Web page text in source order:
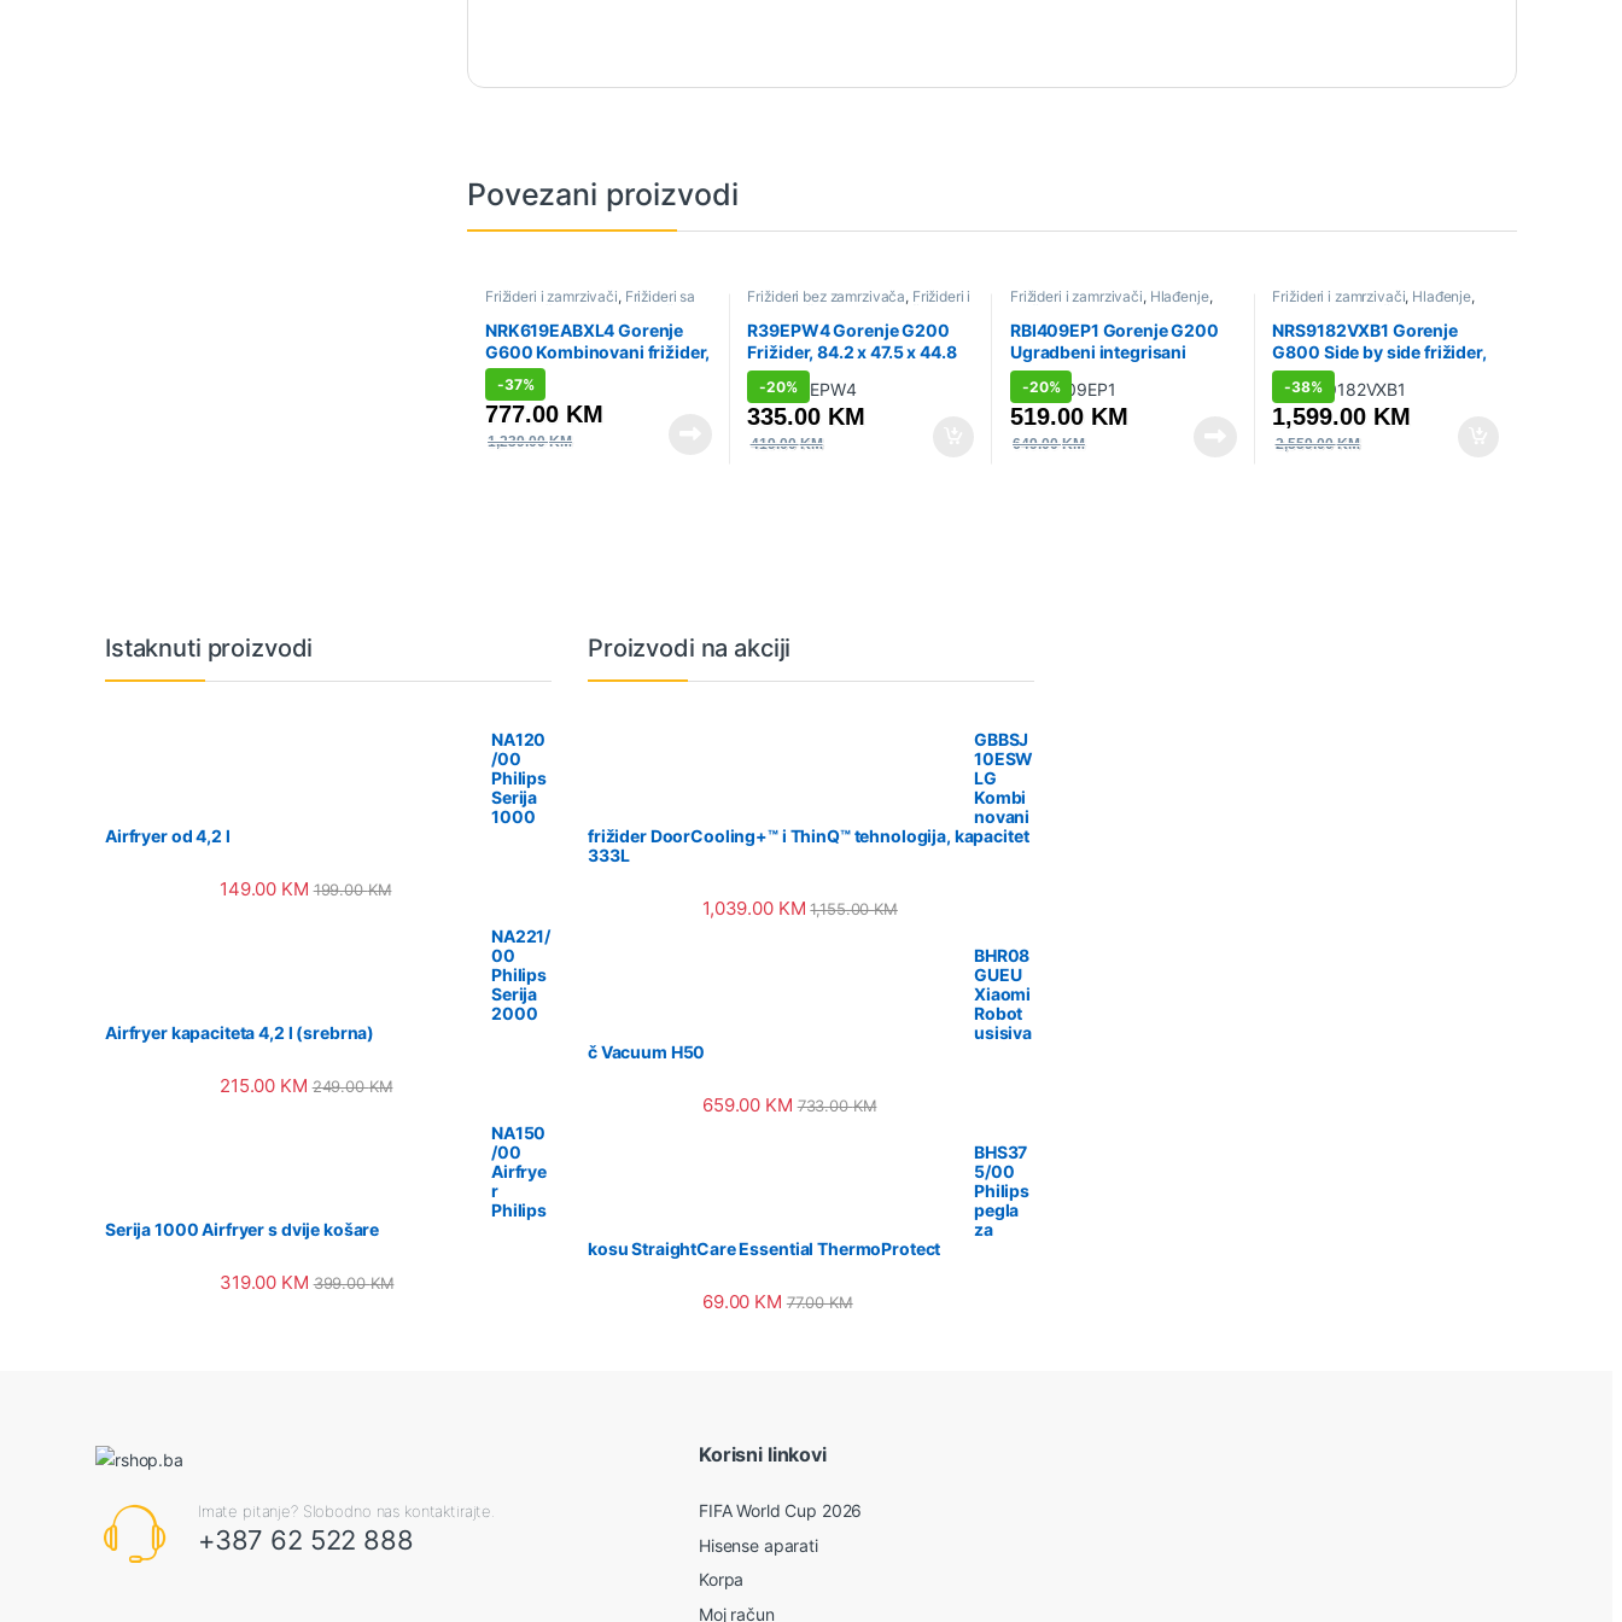
Povezani proizvodi
Frižideri i zamrzivači, Frižideri sa
NRK619EABXL4 Gorenje
G600 Kombinovani frižider,
185 x 60 x 59.2 cm, Crna
-37%
777.00 KM
1,239.00KM
Frižideri bez zamrzivača, Frižideri i
R39EPW4 Gorenje G200
Frižider, 84.2 x 47.5 x 44.8
cm, Bijela
-20%
335.00 KM
419.00KM
Frižideri i zamrzivači, Hlađenje,
Ugradbeni frižideri
RBI409EP1 Gorenje G200
Ugradbeni integrisani
frižider, 88 x 54 x 54 cm,
Klizna baglama
-20%
519.00 KM
649.00KM
Frižideri i zamrzivači, Hlađenje,
NRS9182VXB1 Gorenje
G800 Side by side frižider,
179.3 x 91 x 68.7 cm, Siva
-38%
1,599.00 KM
2,559.00KM
Vrtuljak robnih marki
Istaknuti proizvodi
NA120
/00
Philips
Serija
1000
Airfryer od 4,2 l
149.00 KM 199.00KM
NA221/
00
Philips
Serija
2000
Airfryer kapaciteta 4,2 l (srebrna)
215.00 KM 249.00KM
NA150
/00
Airfrye
r
Philips
Serija 1000 Airfryer s dvije košare
319.00 KM 399.00KM
Proizvodi na akciji
GBBSJ
10ESW
LG
Kombi
novani
frižider DoorCooling+™ i ThinQ™ tehnologija, kapacitet
333L
1,039.00 KM 1,155.00KM
BHR08
GUEU
Xiaomi
Robot
usisiva
č Vacuum H50
659.00 KM 733.00KM
BHS37
5/00
Philips
pegla
za
kosu StraightCare Essential ThermoProtect
69.00 KM 77.00KM
Imate pitanje? Slobodno nas kontaktirajte.
+387 62 522 888
Korisni linkovi
FIFA World Cup 2026
Hisense aparati
Korpa
Moj račun